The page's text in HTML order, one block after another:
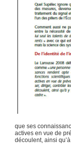
que ses
actives en vue de
découlent, ainsi